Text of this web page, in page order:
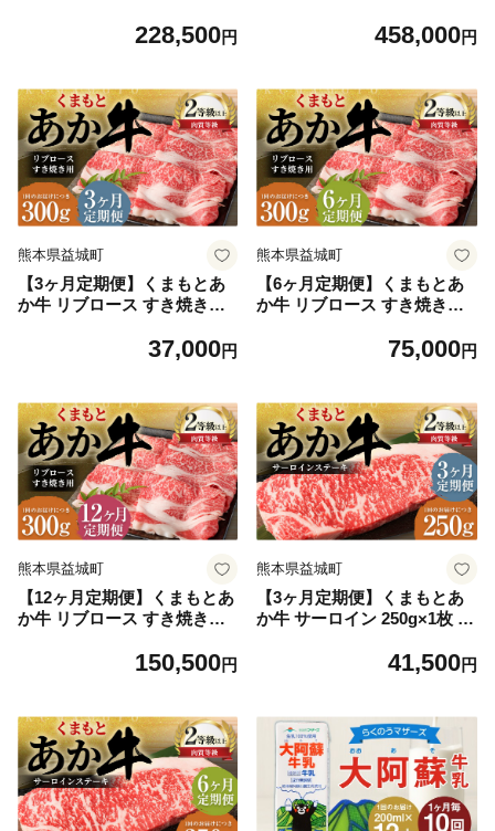
228,500円 458,000円
熊本県益城町
【3ヶ月定期便】くまもとあ
か牛 リブロース すき焼き用
37,000円
熊本県益城町
【6ヶ月定期便】くまもとあ
か牛 リブロース すき焼き用
75,000円
熊本県益城町
【12ヶ月定期便】くまもとあ
か牛 リブロース すき焼き用
150,500円
熊本県益城町
【3ヶ月定期便】くまもとあ
か牛 サーロイン 250g×1枚 牛
41,500円